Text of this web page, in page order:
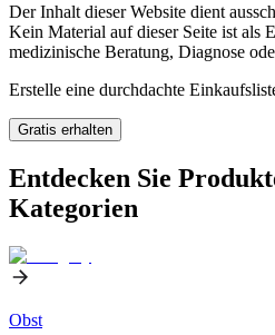
Der Inhalt dieser Website dient
Kein Material auf dieser Seite ist als
medizinische Beratung, Diagnose
Erstelle eine durchdachte
Gratis erhalten
Entdecken Sie
Kategorien
Obst